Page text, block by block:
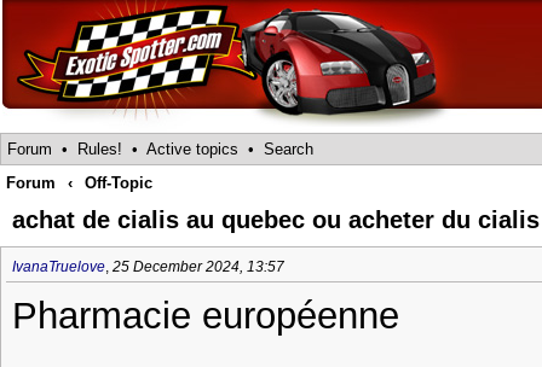
Forum • Rules! • Active topics • Search
Forum
‹ Off-Topic
achat de cialis au quebec ou acheter du cialis
IvanaTruelove, 25 December 2024, 13:57
Pharmacie européenne